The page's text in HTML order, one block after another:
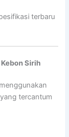
terbaru
Sirih
tercantum